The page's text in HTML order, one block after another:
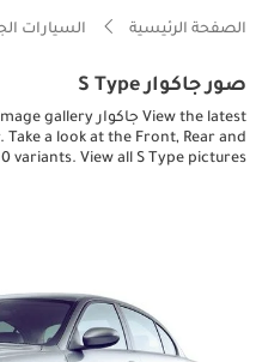
الصفحة الرئيسية السيارات
صور جاكوار S Type
a look at the Front, Rear and
variants. View all S Type pictures.